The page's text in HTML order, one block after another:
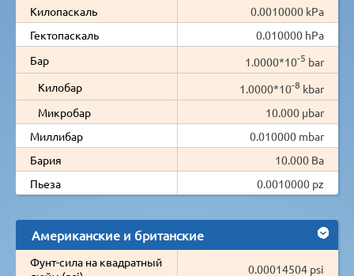
Килопаскаль
0.0010000 kPa
Гектопаскаль
0.010000 hPa
Бар
1.0000*10-5 bar
Килобар
1.0000*10-8 kbar
Микробар
10.000 µbar
Миллибар
0.010000 mbar
Бария
10.000 Ba
Пьеза
0.0010000 pz
Американские и британские
Фунт-сила на квадратный
0.00014504 psi